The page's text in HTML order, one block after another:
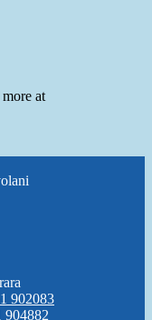
at
902083